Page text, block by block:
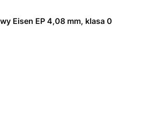
Eisen EP 4,08 mm, klasa 0